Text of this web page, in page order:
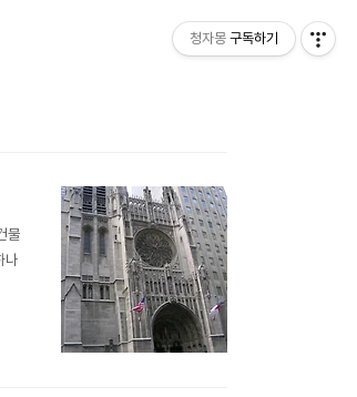
물
나
청자몽 구독하기